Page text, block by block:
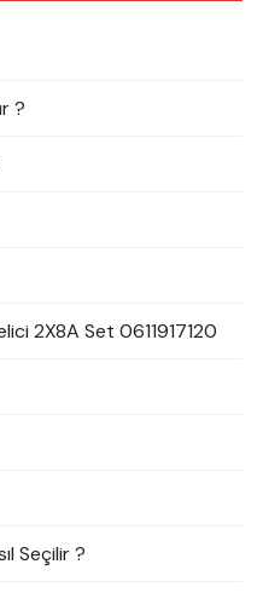
?
2X8A Set 0611917120
Seçilir ?